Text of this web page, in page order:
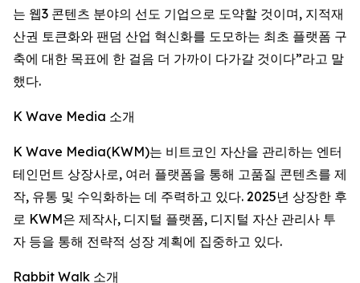
는 웹3 콘텐츠 분야의 선도 기업으로 도약할 것이며, 지적재
산권 토큰화와 팬덤 산업 혁신화를 도모하는 최초 플랫폼 구
축에 대한 목표에 한 걸음 더 가까이 다가갈 것이다”라고 말
했다.
K Wave Media 소개
K Wave Media(KWM)는 비트코인 자산을 관리하는 엔터
테인먼트 상장사로, 여러 플랫폼을 통해 고품질 콘텐츠를 제
작, 유통 및 수익화하는 데 주력하고 있다. 2025년 상장한 후
로 KWM은 제작사, 디지털 플랫폼, 디지털 자산 관리사 투
자 등을 통해 전략적 성장 계획에 집중하고 있다.
Rabbit Walk 소개